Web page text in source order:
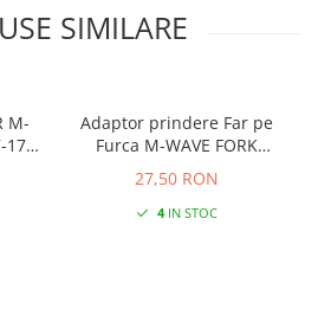
SIMILARE
M-
Adaptor prindere Far pe
Furca M-WAVE FORK
COCKPIT Negru
27,50 RON
4IN STOC